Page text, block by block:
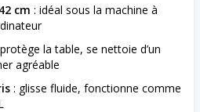
cm : idéal sous la machine à
la table, se nettoie d’un
agréable
: glisse fluide, fonctionne comme